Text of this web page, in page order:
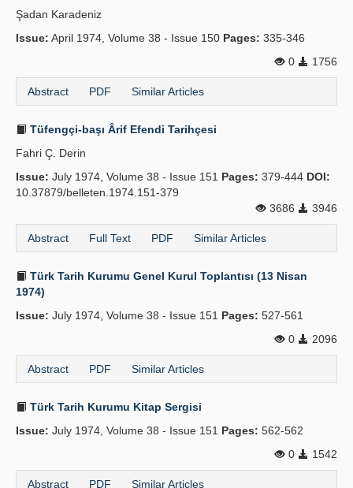
Şadan Karadeniz
Issue: April 1974, Volume 38 - Issue 150 Pages: 335-346
0
1756
Abstract PDF Similar Articles
Tüfengçi-başı Ârif Efendi Tarihçesi
Fahri Ç. Derin
Issue: July 1974, Volume 38 - Issue 151 Pages: 379-444 DOI:
10.37879/belleten.1974.151-379
3686
3946
Abstract Full Text PDF Similar Articles
Türk Tarih Kurumu Genel Kurul Toplantısı (13 Nisan
1974)
Issue: July 1974, Volume 38 - Issue 151 Pages: 527-561
0
2096
Abstract PDF Similar Articles
Türk Tarih Kurumu Kitap Sergisi
Issue: July 1974, Volume 38 - Issue 151 Pages: 562-562
0
1542
Abstract PDF Similar Articles